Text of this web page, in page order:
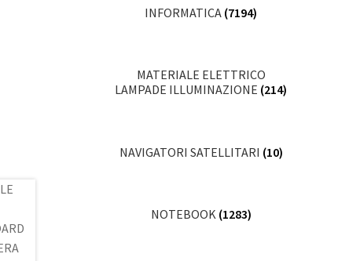
INFORMATICA (7194)
MATERIALE ELETTRICO
LAMPADE ILLUMINAZIONE (214)
NAVIGATORI SATELLITARI (10)
NOTEBOOK (1283)